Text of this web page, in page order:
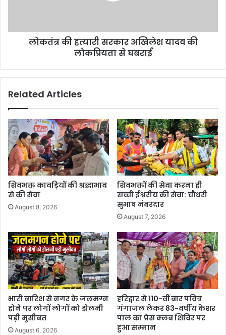
लोकतंत्र की हत्यारी सरकार अखिलेश यादव की
लोकप्रियता से घबराई
Related Articles
शिवभक्त कावड़ियों की श्रद्धाभाव
से की सेवा
August 8, 2026
शिवभक्तों की सेवा करना ही
सच्ची ईश्वरीय की सेवा: चौधरी
सुभाष नंबरदार
August 7, 2026
भारी बारिश से नगर के जलमग्न
होने पर लोगों लोगों को झेलनी
पड़ी मुसीबत
August 6, 2026
हरिद्वार से 110-वीं बार पवित्र
गंगाजल लेकर 83-वर्षीय केशर
पाल का प्रेस क्लब शिविर पर
हुआ सम्मान